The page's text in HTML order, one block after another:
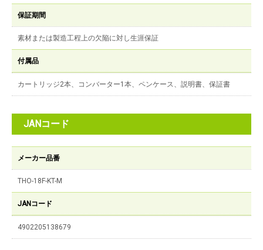
保証期間
素材または製造工程上の欠陥に対し生涯保証
付属品
カートリッジ2本、コンバーター1本、ペンケース、説明書、保証書
JANコード
メーカー品番
THO-18F-KT-M
JANコード
4902205138679